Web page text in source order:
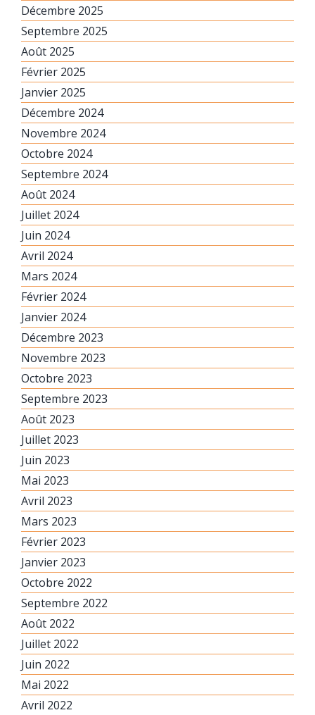
Décembre 2025
Septembre 2025
Août 2025
Février 2025
Janvier 2025
Décembre 2024
Novembre 2024
Octobre 2024
Septembre 2024
Août 2024
Juillet 2024
Juin 2024
Avril 2024
Mars 2024
Février 2024
Janvier 2024
Décembre 2023
Novembre 2023
Octobre 2023
Septembre 2023
Août 2023
Juillet 2023
Juin 2023
Mai 2023
Avril 2023
Mars 2023
Février 2023
Janvier 2023
Octobre 2022
Septembre 2022
Août 2022
Juillet 2022
Juin 2022
Mai 2022
Avril 2022